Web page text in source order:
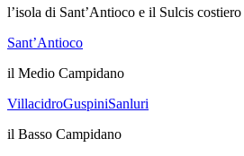
l’isola di Sant’Antioco e il Sulcis costiero
Sant’Antioco
il Medio Campidano
VillacidroGuspiniSanluri
il Basso Campidano